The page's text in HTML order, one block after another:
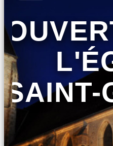
SAINT-